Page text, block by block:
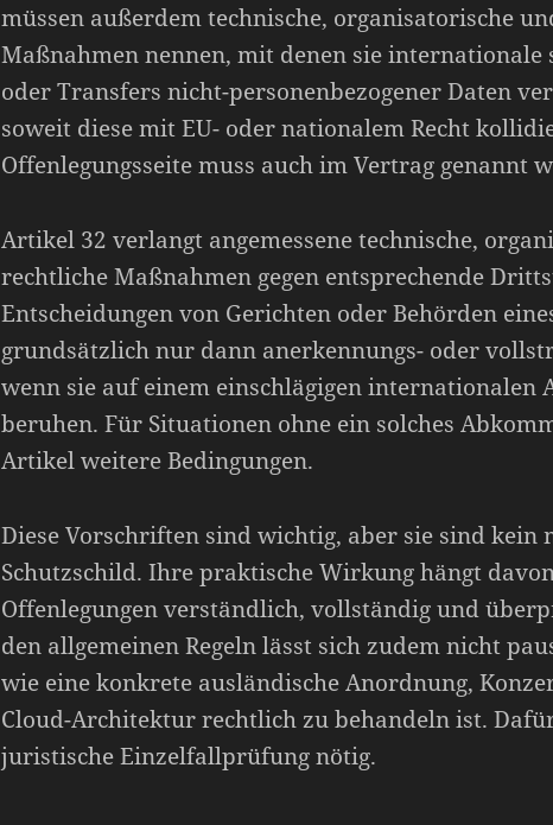
müssen außerdem technische, organisatorische
Maßnahmen nennen, mit denen sie internationale
oder Transfers nicht-personenbezogener Daten
soweit diese mit EU- oder nationalem Recht
Offenlegungsseite muss auch im Vertrag genannt
Artikel 32 verlangt angemessene technische,
rechtliche Maßnahmen gegen entsprechende
Entscheidungen von Gerichten oder Behörden
grundsätzlich nur dann anerkennungs- oder
wenn sie auf einem einschlägigen internationalen
beruhen. Für Situationen ohne ein solches
Artikel weitere Bedingungen.
Diese Vorschriften sind wichtig, aber sie sind kein
Schutzschild. Ihre praktische Wirkung hängt
Offenlegungen verständlich, vollständig und
den allgemeinen Regeln lässt sich zudem nicht
wie eine konkrete ausländische Anordnung,
Cloud-Architektur rechtlich zu behandeln ist.
juristische Einzelfallprüfung nötig.